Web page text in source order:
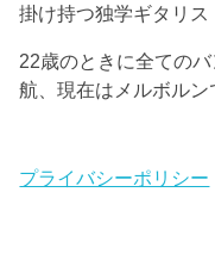
掛け持つ独学ギタリス
22歳のときに全ての
航、現在はメルボルン
プライバシーポリシー